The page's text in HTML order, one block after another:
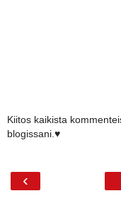
Kiitos kaikista
blogissani.♥
‹